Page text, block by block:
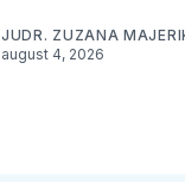
JUDR. ZUZANA
august 4, 2026